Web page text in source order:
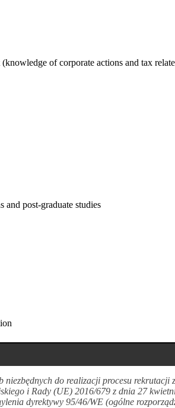
of corporate actions and tax
and post-graduate studies
do realizacji procesu
i Rady (UE) 2016/679 z dnia 27
dyrektywy 95/46/WE (ogólne